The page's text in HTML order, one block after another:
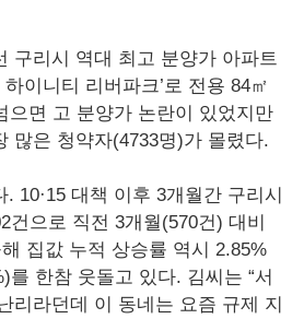
구리시 역대 최고 분양가 아파트
이니티 리버파크’로 전용 84㎡
으면 고 분양가 논란이 있었지만
많은 청약자(4733명)가 몰렸다.
10·15 대책 이후 3개월간 구리시
건으로 직전 3개월(570건) 대비
집값 누적 상승률 역시 2.85%
를 한참 웃돌고 있다. 김씨는 “서
리라던데 이 동네는 요즘 규제 지